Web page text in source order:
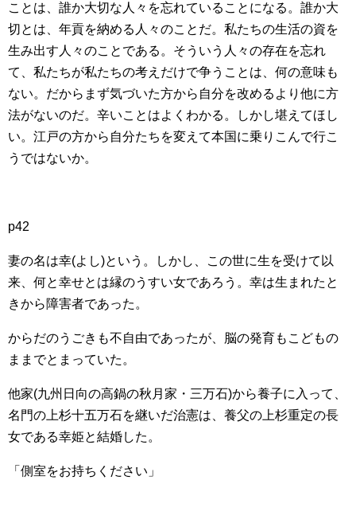
ことは、誰か大切な人々を忘れていることになる。誰か大
切とは、年貢を納める人々のことだ。私たちの生活の資を
生み出す人々のことである。そういう人々の存在を忘れ
て、私たちが私たちの考えだけで争うことは、何の意味も
ない。だからまず気づいた方から自分を改めるより他に方
法がないのだ。辛いことはよくわかる。しかし堪えてほし
い。江戸の方から自分たちを変えて本国に乗りこんで行こ
うではないか。
p42
妻の名は幸(よし)という。しかし、この世に生を受けて以
来、何と幸せとは縁のうすい女であろう。幸は生まれたと
きから障害者であった。
からだのうごきも不自由であったが、脳の発育もこどもの
ままでとまっていた。
他家(九州日向の高鍋の秋月家・三万石)から養子に入って、
名門の上杉十五万石を継いだ治憲は、養父の上杉重定の長
女である幸姫と結婚した。
「側室をお持ちください」